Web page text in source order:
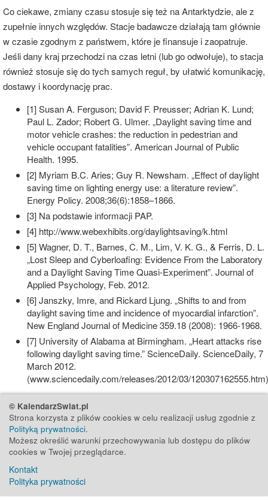
Co ciekawe, zmiany czasu stosuje się też na Antarktydzie, ale z
zupełnie innych względów. Stacje badawcze działają tam głównie
w czasie zgodnym z państwem, które je finansuje i zaopatruje.
Jeśli dany kraj przechodzi na czas letni (lub go odwołuje), to stacja
również stosuje się do tych samych reguł, by ułatwić komunikację,
dostawy i koordynację prac.
[1] Susan A. Ferguson; David F. Preusser; Adrian K. Lund;
Paul L. Zador; Robert G. Ulmer. „Daylight saving time and
motor vehicle crashes: the reduction in pedestrian and
vehicle occupant fatalities”. American Journal of Public
Health. 1995.
[2] Myriam B.C. Aries; Guy R. Newsham. „Effect of daylight
saving time on lighting energy use: a literature review”.
Energy Policy. 2008;36(6):1858–1866.
[3] Na podstawie informacji PAP.
[4] http://www.webexhibits.org/daylightsaving/k.html
[5] Wagner, D. T., Barnes, C. M., Lim, V. K. G., & Ferris, D. L.
„Lost Sleep and Cyberloafing: Evidence From the Laboratory
and a Daylight Saving Time Quasi-Experiment”. Journal of
Applied Psychology, Feb. 2012.
[6] Janszky, Imre, and Rickard Ljung. „Shifts to and from
daylight saving time and incidence of myocardial infarction”.
New England Journal of Medicine 359.18 (2008): 1966-1968.
[7] University of Alabama at Birmingham. „Heart attacks rise
following daylight saving time.” ScienceDaily. ScienceDaily, 7
March 2012.
(www.sciencedaily.com/releases/2012/03/
© KalendarzSwiat.pl
Strona korzysta z plików cookies w celu realizacji usług zgodnie z
Polityką prywatności.
Możesz określić warunki przechowywania lub dostępu do plików
cookies w Twojej przeglądarce.
Kontakt
Polityka prywatności